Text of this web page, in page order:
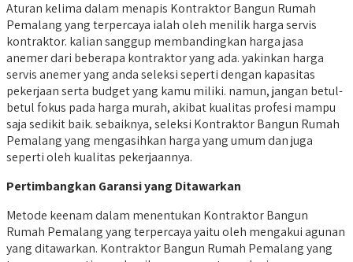
Aturan kelima dalam menapis Kontraktor Bangun Rumah
Pemalang yang terpercaya ialah oleh menilik harga servis
kontraktor. kalian sanggup membandingkan harga jasa
anemer dari beberapa kontraktor yang ada. yakinkan harga
servis anemer yang anda seleksi seperti dengan kapasitas
pekerjaan serta budget yang kamu miliki. namun, jangan betul-
betul fokus pada harga murah, akibat kualitas profesi mampu
saja sedikit baik. sebaiknya, seleksi Kontraktor Bangun Rumah
Pemalang yang mengasihkan harga yang umum dan juga
seperti oleh kualitas pekerjaannya.
Pertimbangkan Garansi yang Ditawarkan
Metode keenam dalam menentukan Kontraktor Bangun
Rumah Pemalang yang terpercaya yaitu oleh mengakui agunan
yang ditawarkan. Kontraktor Bangun Rumah Pemalang yang